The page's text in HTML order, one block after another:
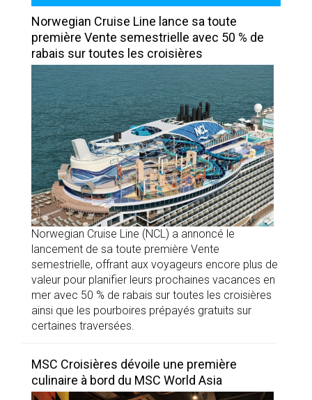
Norwegian Cruise Line lance sa toute
première Vente semestrielle avec 50 % de
rabais sur toutes les croisières
Norwegian Cruise Line (NCL) a annoncé le
lancement de sa toute première Vente
semestrielle, offrant aux voyageurs encore plus de
valeur pour planifier leurs prochaines vacances en
mer avec 50 % de rabais sur toutes les croisières
ainsi que les pourboires prépayés gratuits sur
certaines traversées.
MSC Croisières dévoile une première
culinaire à bord du MSC World Asia